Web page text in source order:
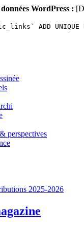
WordPress :
ADD
perspectives
2025-2026